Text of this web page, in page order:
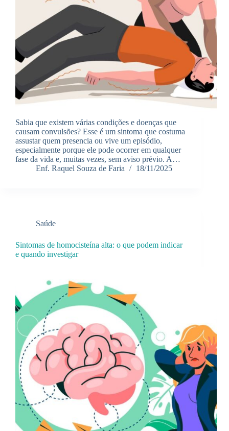
Sabia que existem várias condições e doenças que
causam convulsões? Esse é um sintoma que costuma
assustar quem presencia ou vive um episódio,
especialmente porque ele pode ocorrer em qualquer
fase da vida e, muitas vezes, sem aviso prévio. A…
Enf. Raquel Souza de Faria
18/11/2025
Saúde
Sintomas de homocisteína alta: o que podem indicar
e quando investigar